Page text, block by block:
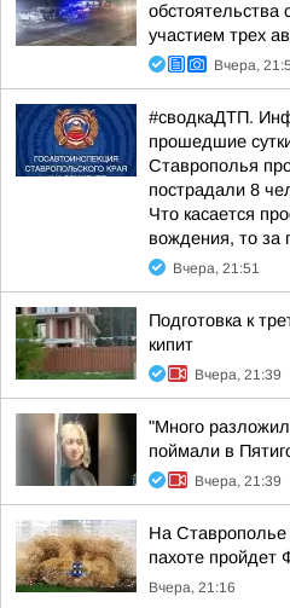
обстоятельства
участием трех
Вчера,
#сводкаДТП.
прошедшие
Ставрополья
пострадали 8
Что касается
вождения, то за
Вчера, 21:51
Подготовка к
кипит
Вчера, 21:39
"Много
поймали в
Вчера, 21:39
На Ставрополье
пахоте пройдет
Вчера, 21:16